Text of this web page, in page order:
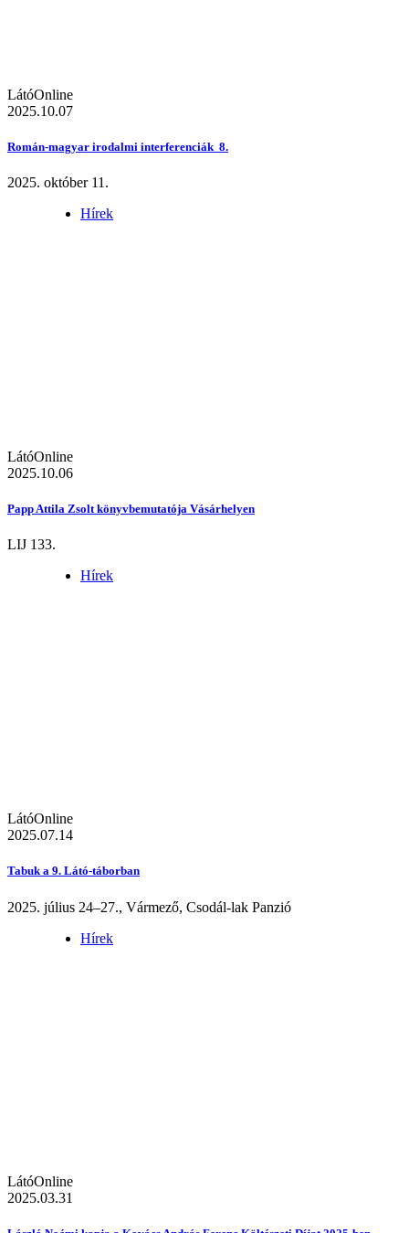
LátóOnline
2025.10.07
Román-magyar irodalmi interferenciák 8.
2025. október 11.
Hírek
LátóOnline
2025.10.06
Papp Attila Zsolt könyvbemutatója Vásárhelyen
LIJ 133.
Hírek
LátóOnline
2025.07.14
Tabuk a 9. Látó-táborban
2025. július 24–27., Vármező, Csodál-lak Panzió
Hírek
LátóOnline
2025.03.31